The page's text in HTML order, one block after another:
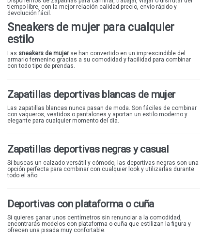
AZAREY
BARBU2
PICCADILLY
SLOOK
AMARPIES
D'ANGELA
NICOBOCO
FLEX'IS
FANNY VALERO
PATRIZIA AZZI
tiempo libre, con la mejor relación calidad-precio, envío rápido y
devolución fácil.
Sneakers de mujer para cualquier
estilo
Las sneakers de mujerse han convertido en un imprescindible del
armario femenino gracias a su comodidad y facilidad para combinar
con todo tipo de prendas.
Zapatillas deportivas blancas de mujer
Las zapatillas blancas nunca pasan de moda. Son fáciles de combinar
con vaqueros, vestidos o pantalones y aportan un estilo moderno y
elegante para cualquier momento del día.
Zapatillas deportivas negras y casual
Si buscas un calzado versátil y cómodo, las deportivas negras son una
opción perfecta para combinar con cualquier look y utilizarlas durante
todo el año.
Deportivas con plataforma o cuña
Si quieres ganar unos centímetros sin renunciar a la comodidad,
encontrarás modelos con plataforma o cuña que estilizan la figura y
ofrecen una pisada muy confortable.